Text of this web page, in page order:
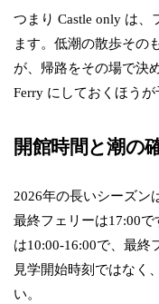
つまり Castle only は
ます。低潮の散歩その
が、帰路をその場で決
Ferry にしておくほうが
開館時間と潮の
2026年の長いシーズン
最終フェリーは17:00
は10:00-16:00で、最終
見学開始時刻ではなく
い。